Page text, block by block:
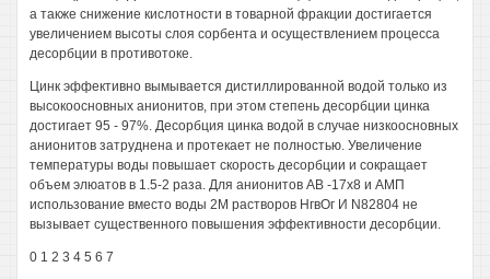
а также снижение кислотности в товарной фракции достигается
увеличением высоты слоя сорбента и осуществлением процесса
десорбции в противотоке.
Цинк эффективно вымывается дистиллированной водой только из
высокоосновных анионитов, при этом степень десорбции цинка
достигает 95 - 97%. Десорбция цинка водой в случае низкоосновных
анионитов затруднена и протекает не полностью. Увеличение
температуры воды повышает скорость десорбции и сокращает
объем элюатов в 1.5-2 раза. Для анионитов АВ -17x8 и АМП
использование вместо воды 2М растворов НгвОг И N82804 не
вызывает существенного повышения эффективности десорбции.
0 1 2 3 4 5 6 7